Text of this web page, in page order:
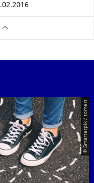
© Smarterpix / tomert